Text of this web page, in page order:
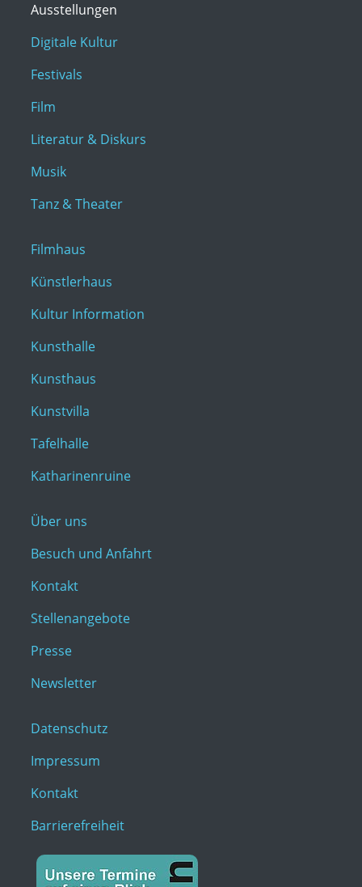
Ausstellungen
Digitale Kultur
Festivals
Film
Literatur & Diskurs
Musik
Tanz & Theater
Filmhaus
Künstlerhaus
Kultur Information
Kunsthalle
Kunsthaus
Kunstvilla
Tafelhalle
Katharinenruine
Über uns
Besuch und Anfahrt
Kontakt
Stellenangebote
Presse
Newsletter
Datenschutz
Impressum
Kontakt
Barrierefreiheit